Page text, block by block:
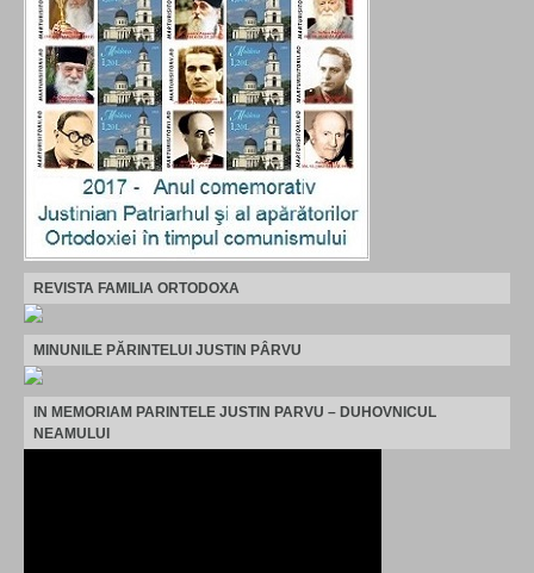
REVISTA FAMILIA ORTODOXA
MINUNILE PĂRINTELUI JUSTIN PÂRVU
IN MEMORIAM PARINTELE JUSTIN PARVU – DUHOVNICUL
NEAMULUI